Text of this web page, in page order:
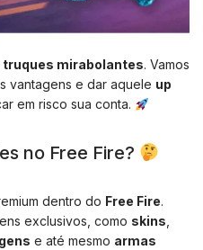
truques mirabolantes. Vamos
vantagens e dar aquele up
em risco sua conta.
no Free Fire?
dentro do Free Fire.
exclusivos, como skins
e até mesmo armas